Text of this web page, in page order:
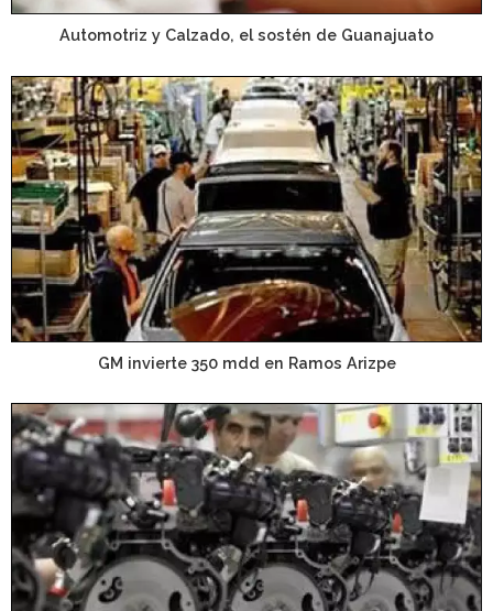
Automotriz y Calzado, el sostén de Guanajuato
GM invierte 350 mdd en Ramos Arizpe